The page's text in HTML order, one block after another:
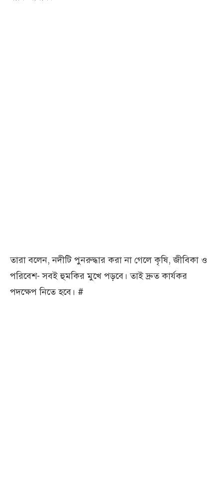
তারা বলেন, নদীটি পুনরুদ্ধার করা না গেলে কৃষি, জীবিকা ও
পরিবেশ- সবই হুমকির মুখে পড়বে। তাই দ্রুত কার্যকর
পদক্ষেপ নিতে হবে। #